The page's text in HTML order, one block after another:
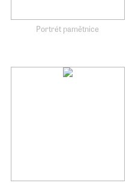
Portrét pamětnice